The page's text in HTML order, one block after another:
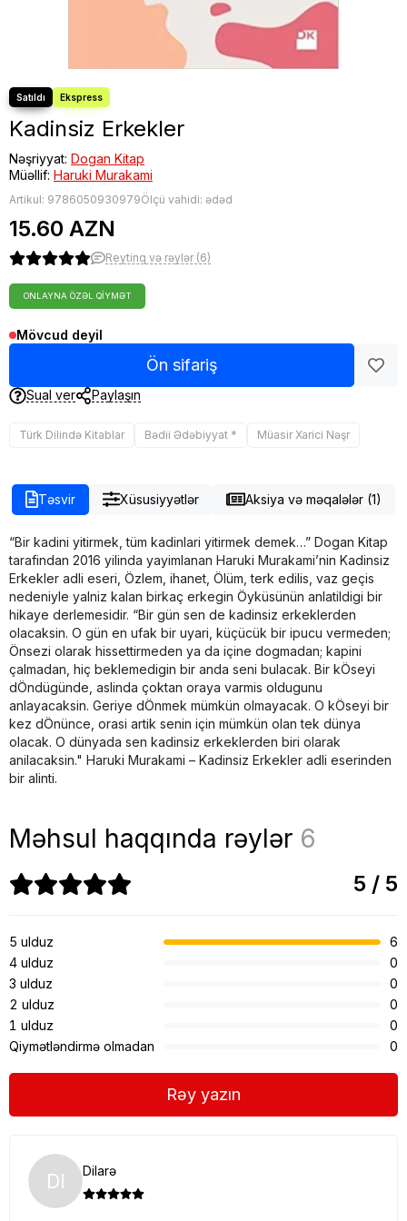
Kadinsiz Erkekler
Nəşriyyat: Dogan Kitap
Müəllif: Haruki Murakami
Artikul: 9786050930979Ölçü vahidi: ədəd
15.60 AZN
Reytinq və rəylər (6)
ONLAYNA ÖZƏL QIYMƏT
Mövcud deyil
Ön sifariş
Sual ver Paylaşın
Türk Dilində Kitablar Bədii Ədəbiyyat * Müasir Xarici Nəşr
Təsvir Xüsusiyyətlər Aksiya və məqalələr (1)
“Bir kadini yitirmek, tüm kadinlari yitirmek demek…” Dogan Kitap
tarafindan 2016 yilinda yayimlanan Haruki Murakami’nin Kadinsiz
Erkekler adli eseri, Özlem, ihanet, Ölüm, terk edilis, vaz geçis
nedeniyle yalniz kalan birkaç erkegin Öyküsünün anlatildigi bir
hikaye derlemesidir. “Bir gün sen de kadinsiz erkeklerden
olacaksin. O gün en ufak bir uyari, küçücük bir ipucu vermeden;
Önsezi olarak hissettirmeden ya da içine dogmadan; kapini
çalmadan, hiç beklemedigin bir anda seni bulacak. Bir kÖseyi
dÖndügünde, aslinda çoktan oraya varmis oldugunu
anlayacaksin. Geriye dÖnmek mümkün olmayacak. O kÖseyi bir
kez dÖnünce, orasi artik senin için mümkün olan tek dünya
olacak. O dünyada sen kadinsiz erkeklerden biri olarak
anilacaksin." Haruki Murakami – Kadinsiz Erkekler adli eserinden
bir alinti.
Məhsul haqqında rəylər 6
DI Dilarə
5 / 5
5 ulduz
6
4 ulduz
0
3 ulduz
0
2 ulduz
0
1 ulduz
0
Qiymətləndirmə olmadan
0
Rəy yazın